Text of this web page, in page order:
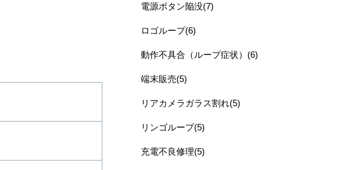
電源ボタン陥没(7)
ロゴループ(6)
動作不具合（ループ症状）(6)
端末販売(5)
リアカメラガラス割れ(5)
リンゴループ(5)
充電不良修理(5)